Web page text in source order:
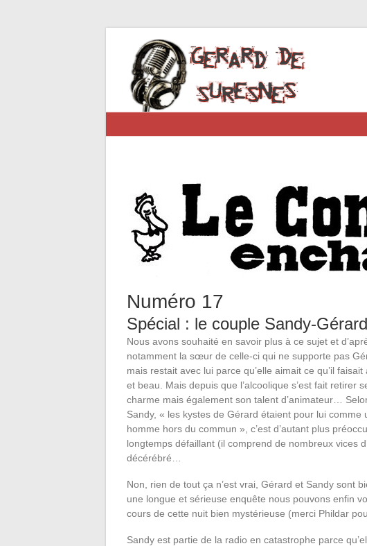
Numéro 17
Spécial : le couple Sandy-
Nous avons souhaité en savoir plus à ce sujet et
notamment la sœur de celle-ci qui ne supporte pas
mais restait avec lui parce qu’elle aimait ce qu’il
et beau. Mais depuis que l’alcoolique s’est fait retirer
charme mais également son talent d’animateur…
Sandy, « les kystes de Gérard étaient pour lui
homme hors du commun », c’est d’autant plus
longtemps défaillant (il comprend de nombreux vices
décérébré…
Non, rien de tout ça n’est vrai, Gérard et Sandy sont
une longue et sérieuse enquête nous pouvons enfin
cours de cette nuit bien mystérieuse (merci Phildar
Sandy est partie de la radio en catastrophe parce